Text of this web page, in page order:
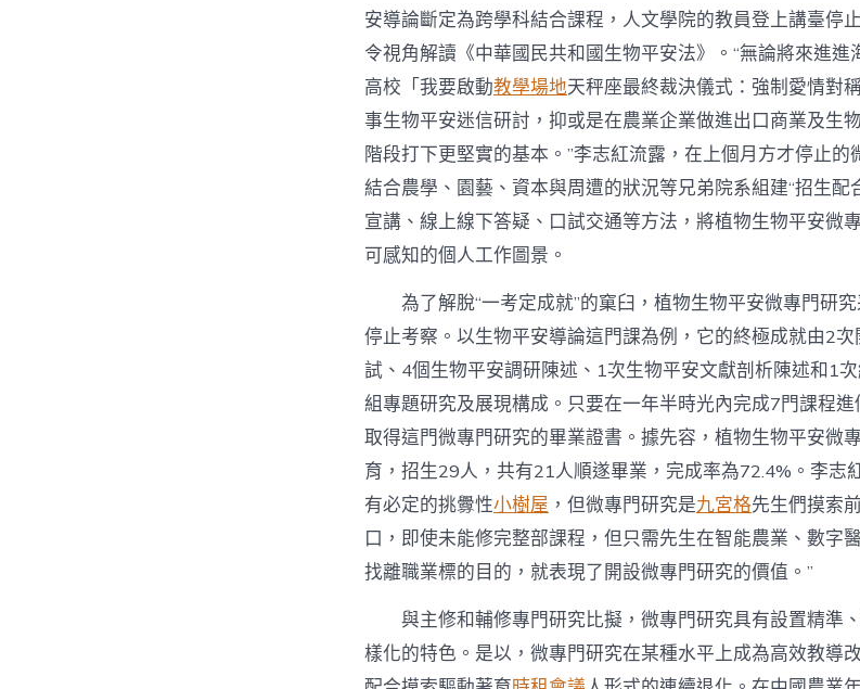
安導論斷定為跨學科結合課程，人文學院的教員登上講臺停
令視角解讀《中華國民共和國生物平安法》。“無論將來進
高校「我要啟動教學場地天秤座最終裁決儀式：強制愛情對稱
事生物平安迷信研討，抑或是在農業企業做進出口商業及生
階段打下更堅實的基本。”李志紅流露，在上個月方才停止
結合農學、園藝、資本與周遭的狀況等兄弟院系組建“招生配
宣講、線上線下答疑、口試交通等方法，將植物生物平安微
可感知的個人工作圖景。
為了解脫“一考定成就”的窠臼，植物生物平安微專門研
停止考察。以生物平安導論這門課為例，它的終極成就由2
試、4個生物平安調研陳述、1次生物平安文獻剖析陳述和1
組專題研究及展現構成。只要在一年半時光內完成7門課程
取得這門微專門研究的畢業證書。據先容，植物生物平安微
育，招生29人，共有21人順遂畢業，完成率為72.4%。李志
有必定的挑釁性小樹屋 ，但微專門研究是九宮格先生們摸索
口，即使未能修完整部課程，但只需先生在智能農業、數字
找離職業標的目的，就表現了開設微專門研究的價值。”
與主修和輔修專門研究比擬，微專門研究具有設置精準
樣化的特色。是以，微專門研究在某種水平上成為高效教導